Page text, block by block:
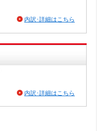
内訳･詳細はこちら
内訳･詳細はこちら